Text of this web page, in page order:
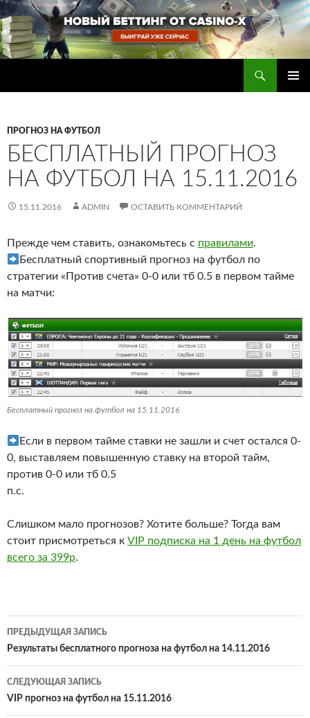
Перейти
к
содержимому
ПРОГНОЗ НА ФУТБОЛ
БЕСПЛАТНЫЙ ПРОГНОЗ
НА ФУТБОЛ НА 15.11.2016
15.11.2016 ADMIN ОСТАВИТЬ КОММЕНТАРИЙ
Прежде чем ставить, ознакомьтесь с правилами.
Бесплатный спортивный прогноз на футбол по
стратегии «Против счета» 0-0 или тб 0.5 в первом тайме
на матчи:
Бесплатный прогноз на футбол на 15.11.2016
Если в первом тайме ставки не зашли и счет остался 0-
0, выставляем повышенную ставку на второй тайм,
против 0-0 или тб 0.5
п.с.
Слишком мало прогнозов? Хотите больше? Тогда вам
стоит присмотреться к VIP подписка на 1 день на футбол
всего за 399р.
Навигация
по
записям
ПРЕДЫДУЩАЯ ЗАПИСЬ
Результаты бесплатного прогноза на футбол на 14.11.2016
СЛЕДУЮЩАЯ ЗАПИСЬ
VIP прогноз на футбол на 15.11.2016